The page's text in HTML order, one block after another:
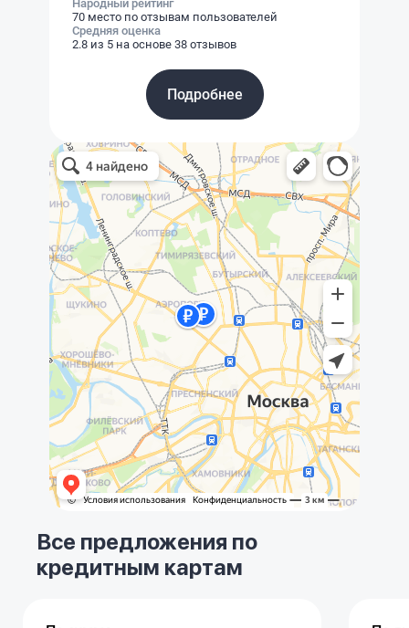
Народный рейтинг
70 место по отзывам пользователей
Средняя оценка
2.8 из 5 на основе 38 отзывов
Подробнее
Все предложения по
кредитным картам